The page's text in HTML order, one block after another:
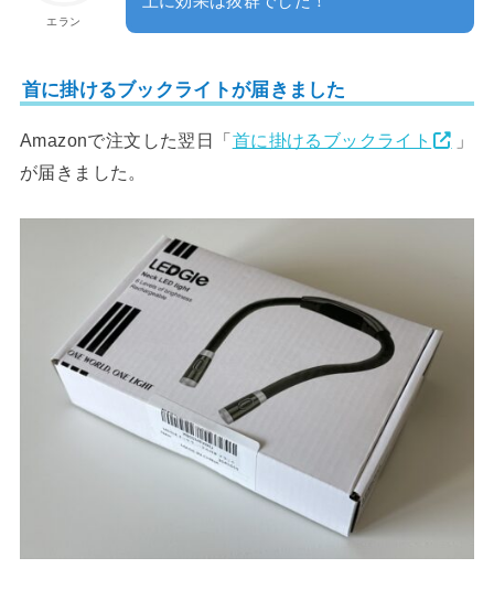
エラン
首に掛けるブックライトが届きました
Amazonで注文した翌日「首に掛けるブックライト
」
が届きました。